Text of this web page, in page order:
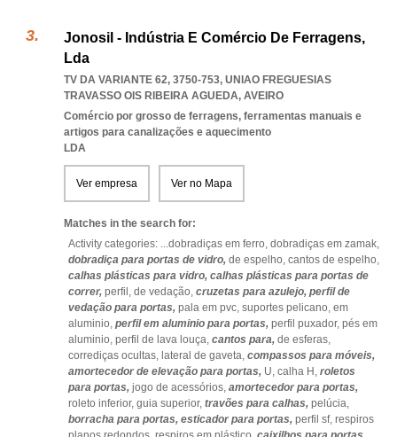
Jonosil - Indústria E Comércio De Ferragens,
Lda
TV DA VARIANTE 62, 3750-753, UNIAO FREGUESIAS
TRAVASSO OIS RIBEIRA AGUEDA, AVEIRO
Comércio por grosso de ferragens, ferramentas manuais e
artigos para canalizações e aquecimento
LDA
Ver empresa Ver no Mapa
Matches in the search for:
Activity categories: ...dobradiças em ferro, dobradiças em zamak,
dobradiça para portas de vidro, de espelho, cantos de espelho,
calhas plásticas para vidro, calhas plásticas para portas de
correr, perfil, de vedação, cruzetas para azulejo, perfil de
vedação para portas, pala em pvc, suportes pelicano, em
aluminio, perfil em aluminio para portas, perfil puxador, pés em
aluminio, perfil de lava louça, cantos para, de esferas,
corrediças ocultas, lateral de gaveta, compassos para móveis,
amortecedor de elevação para portas, U, calha H, roletos
para portas, jogo de acessórios, amortecedor para portas,
roleto inferior, guia superior, travões para calhas, pelúcia,
borracha para portas, esticador para portas, perfil sf, respiros